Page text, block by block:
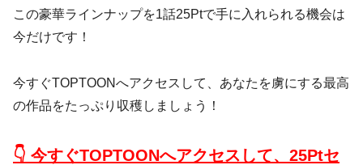
この豪華ラインナップを1話25Ptで手に入れられる機会は
今だけです！
今すぐTOPTOONへアクセスして、あなたを虜にする最高
の作品をたっぷり収穫しましょう！
👇 今すぐTOPTOONへアクセスして、25Ptセ